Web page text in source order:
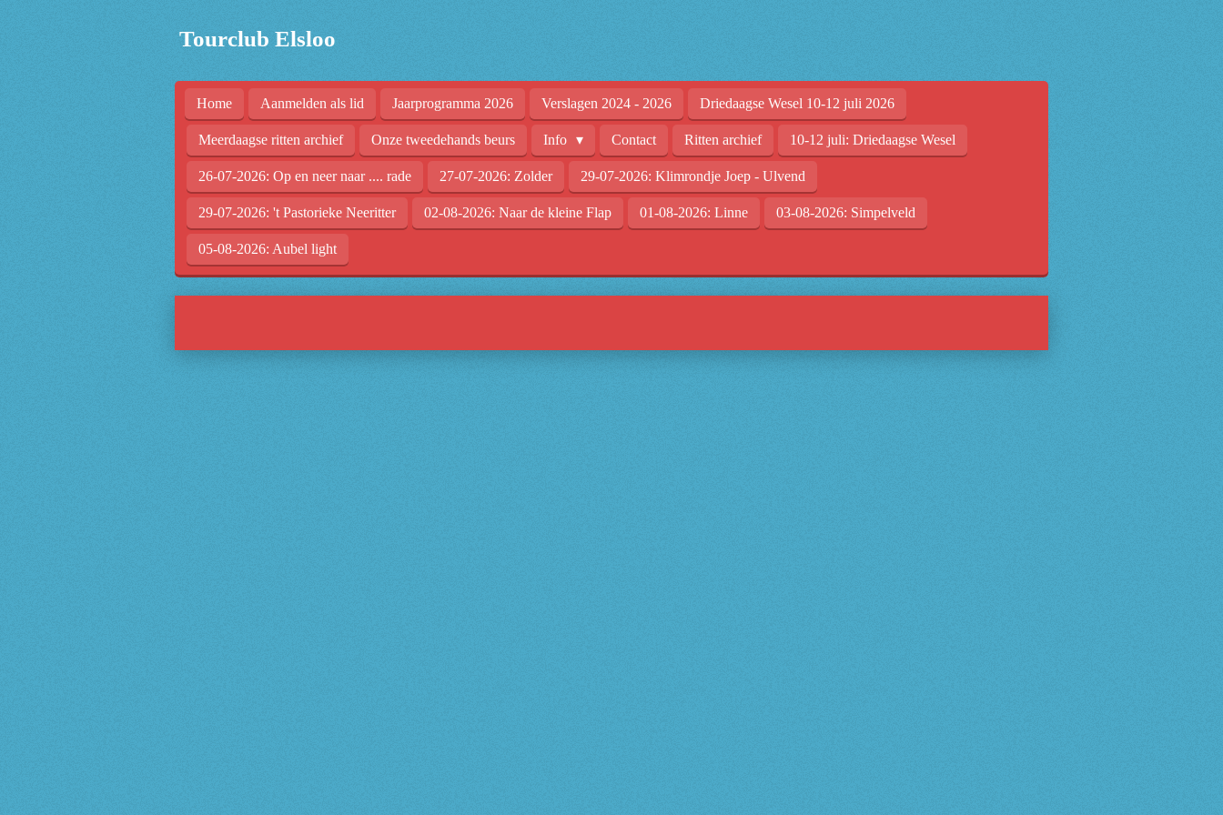
Tourclub Elsloo
Home Aanmelden als lid Jaarprogramma 2026 Verslagen 2024 - 2026 Driedaagse Wesel 10-12 juli 2026
Meerdaagse ritten archief Onze tweedehands beurs Info Contact Ritten archief 10-12 juli: Driedaagse Wesel
26-07-2026: Op en neer naar .... rade 27-07-2026: Zolder 29-07-2026: Klimrondje Joep - Ulvend
29-07-2026: 't Pastorieke Neeritter 02-08-2026: Naar de kleine Flap 01-08-2026: Linne 03-08-2026: Simpelveld
05-08-2026: Aubel light